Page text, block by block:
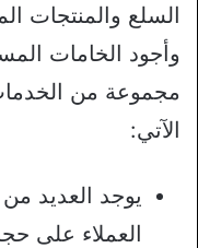
السلع والمنتجات
وأجود الخامات
مجموعة من
الآتي:
يوجد العديد
العملاء على